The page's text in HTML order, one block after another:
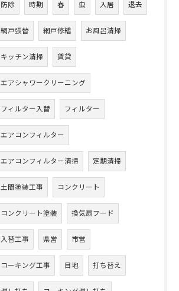
防除 時期 春 虫 入居 退去
網戸張替 網戸修繕 お風呂清掃
キッチン清掃 賃貸
エアシャワークリーニング
フィルター入替 フィルター
エアコンフィルター
エアコンフィルター清掃 定期清掃
土間塗装工事 コンクリート
コンクリート塗装 換気扇フード
入替工事 県営 市営
コーキング工事 目地 打ち替え